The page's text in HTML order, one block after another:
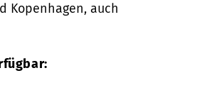
Kopenhagen, auch